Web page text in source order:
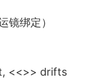
镜绑定）
<<>> drifts